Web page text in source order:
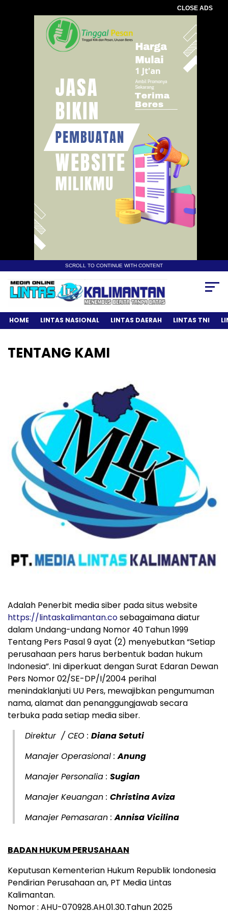
CLOSE ADS
SCROLL TO CONTINUE WITH CONTENT
HOME LINTAS NASIONAL LINTAS DAERAH LINTAS TNI
TENTANG KAMI
Adalah Penerbit media siber pada situs website
https://lintaskalimantan.cosebagaimana diatur
dalam Undang-undang Nomor 40 Tahun 1999
Tentang Pers Pasal 9 ayat (2) menyebutkan “Setiap
perusahaan pers harus berbentuk badan hukum
Indonesia”. Ini diperkuat dengan Surat Edaran Dewan
Pers Nomor 02/SE-DP/I/2004 perihal
menindaklanjuti UU Pers, mewajibkan pengumuman
nama, alamat dan penanggungjawab secara
terbuka pada setiap media siber.
Direktur / CEO : Diana Setuti
Manajer Operasional :Anung
Manajer Personalia : Sugian
Manajer Keuangan : Christina Aviza
Manajer Pemasaran :Annisa Vicilina
BADAN HUKUM PERUSAHAAN
Keputusan Kementerian Hukum Republik Iondonesia
Pendirian Perusahaan an, PT Media Lintas
Kalimantan.
Nomor : AHU-070928.AH.01.30.Tahun 2025